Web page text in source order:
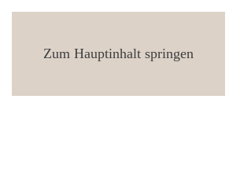
Zum Hauptinhalt springen